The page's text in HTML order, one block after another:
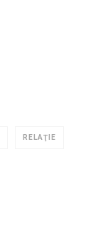
RELAŢIE